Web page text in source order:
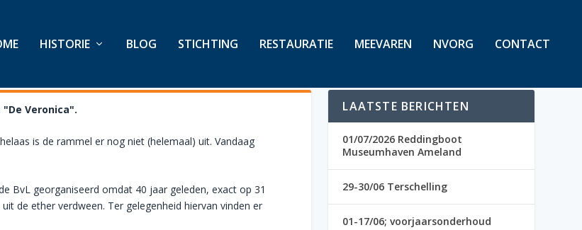
HISTORIE BLOG STICHTING RESTAURATIE MEEVAREN NVORG CONTACT
Veronica".
is de rammel er nog niet (helemaal) uit. Vandaag
BvL georganiseerd omdat 40 jaar geleden, exact op 31
de ether verdween. Ter gelegenheid hiervan vinden er
LAATSTE BERICHTEN
01/07/2026 Reddingboot
Museumhaven Ameland
29-30/06 Terschelling
01-17/06; voorjaarsonderhoud